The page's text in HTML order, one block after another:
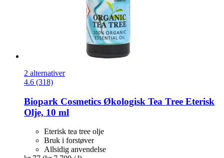
2 alternativer
4.6 (318)
Biopark Cosmetics Økologisk Tea Tree Eterisk
Olje, 10 ml
Eterisk tea tree olje
Bruk i forstøver
Allsidig anvendelse